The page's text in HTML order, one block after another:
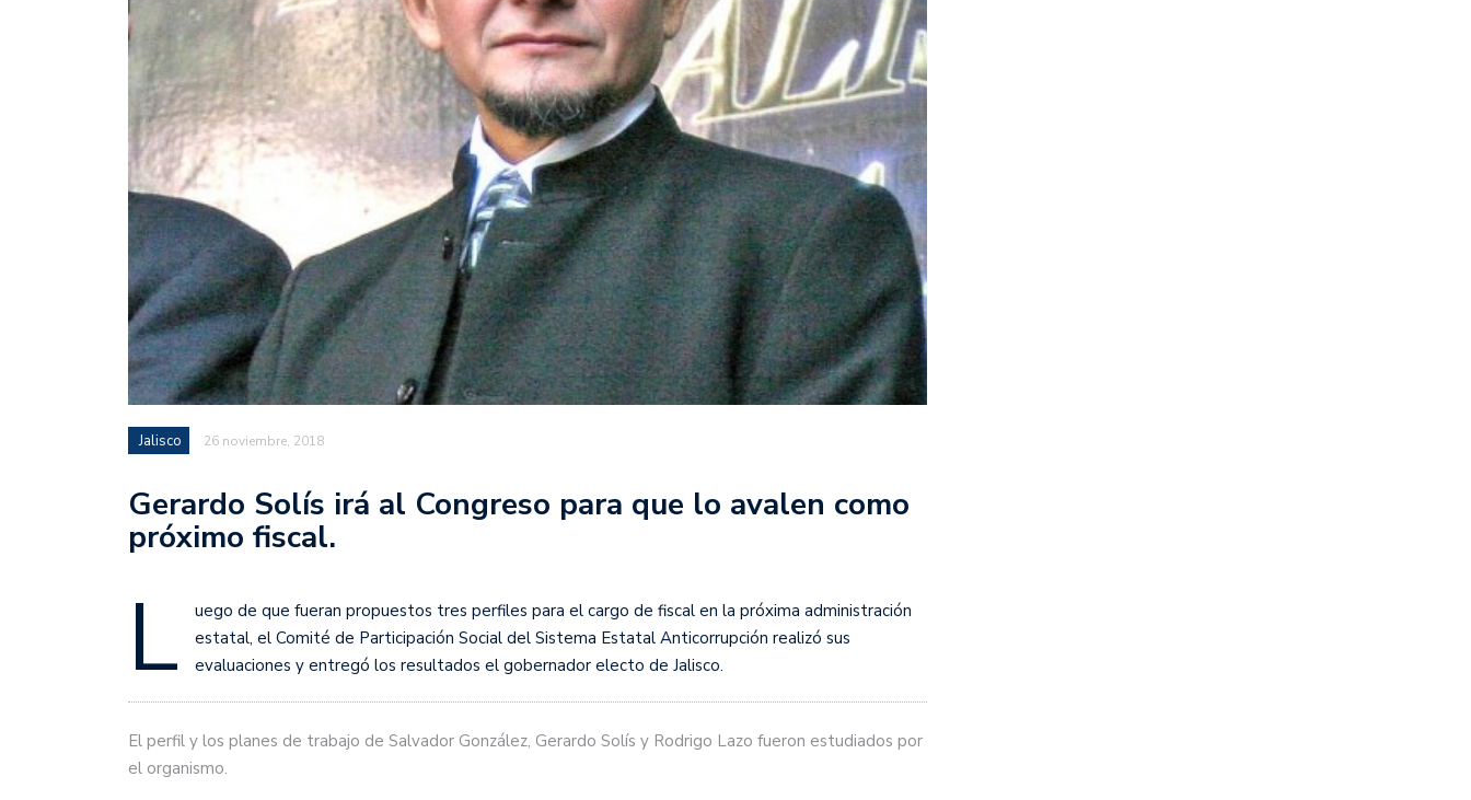
Jalisco 26 noviembre, 2018
Gerardo Solís irá al Congreso para que lo avalen como
próximo fiscal.
L
uego de que fueran propuestos tres perfiles para el cargo de fiscal en la próxima administración
estatal, el Comité de Participación Social del Sistema Estatal Anticorrupción realizó sus
evaluaciones y entregó los resultados el gobernador electo de Jalisco.
El perfil y los planes de trabajo de Salvador González, Gerardo Solís y Rodrigo Lazo fueron estudiados por
el organismo.